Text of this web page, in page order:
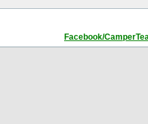
Facebook/CamperTeam